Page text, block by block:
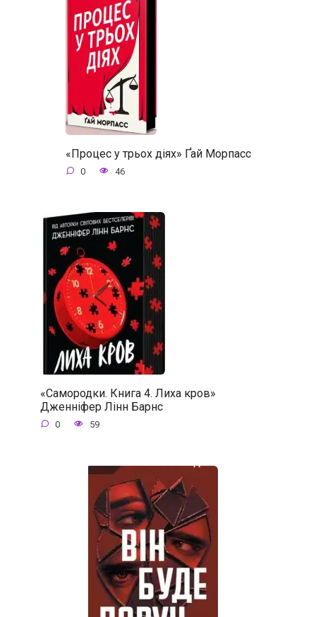
«Процес у трьох діях» Ґай Морпасс
0 46
«Самородки. Книга 4. Лиха кров»
Дженніфер Лінн Барнс
0 59